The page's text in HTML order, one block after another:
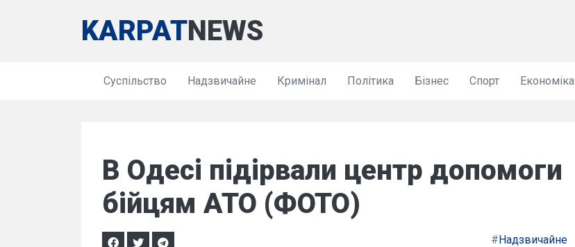
KARPATNEWS
Суспільство Надзвичайне Кримінал Політика Бізнес Спорт Економіка
В Одесі підірвали центр допомоги
бійцям АТО (ФОТО)
#Надзвичайне